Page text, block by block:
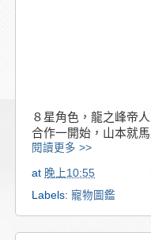
８星角色，龍之峰帝人
合作一開始，山本就
閱讀更多 >>
at 晚上10:55
Labels: 寵物圖鑑